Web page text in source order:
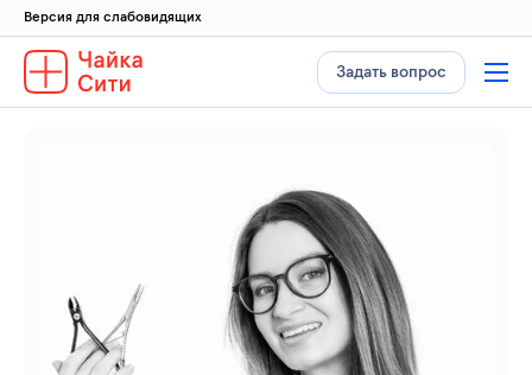
Версия для слабовидящих
Задать вопрос